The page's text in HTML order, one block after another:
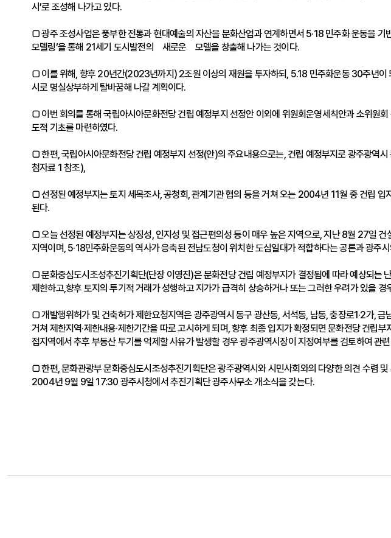
시’로 조성해 나가고 있다.
□ 광주 조성사업은 풍부한 전통과 현대예술의 자산을 문화산업과 연계하면서 5·18 민주화 운동을 기
모델링’을 통해 21세기 도시발전의 새로운 모델을 창출해 나가는 것이다.
□ 이를 위해, 향후 20년간(2023년까지) 2조원 이상의 재원을 투자하되, 5.18 민주화운동 30주년이
시로 명실상부하게 탈바꿈해 나갈 계획이다.
□ 이번 회의를 통해 국립아시아문화전당 건립 예정부지 선정안 이외에 위원회운영세칙안과 소위원
도적 기초를 마련하였다.
□ 한편, 국립아시아문화전당 건립 예정부지 선정(안)의 주요내용으로는, 건립 예정부지로 광주광
첨자료 1 참조),
□ 선정된 예정부지는 토지 세목조사, 공청회, 관계기관 협의 등을 거쳐 오는 2004년 11월 중 건립
된다.
□ 오늘 선정된 예정부지는 상징성, 인지성 및 접근편의성 등이 매우 높은 지역으로, 지난 8월 27일
지역이며, 5·18민주화운동의 역사가 응축된 전남도청이 위치한 도심일대가 적합하다는 공론과 광주
□ 문화중심도시조성추진기획단(단장 이영진)은 문화전당 건립 예정부지가 결정됨에 따라 예상되는
제한하고,향후 토지의 투기적 거래가 성행하고 지가가 급격히 상승하거나 또는 그러한 우려가 있을
□ 개발행위허가 및 건축허가 제한요청지역은 광주광역시 동구 광산동, 서석동, 남동, 충장로1·2가,
거쳐 제한지역·제한내용·제한기간을 따로 고시하게 되며, 향후 최종 입지가 확정되면 문화전당 건립
접지역에서 추후 부동산 투기를 억제할 사유가 발생할 경우 광주광역시장이 지정여부를 검토하여 관
□ 한편, 문화관광부 문화중심도시조성추진기획단은 광주광역시와 시민사회와의 다양한 의견 수렴
2004년 9월 9일 17:30 광주시청에서 추진기획단 광주사무소 개소식을 갖는다.